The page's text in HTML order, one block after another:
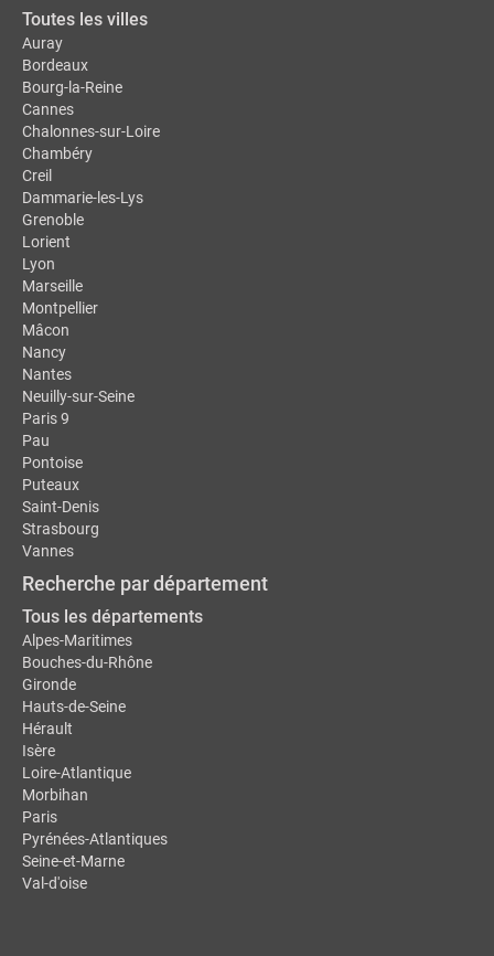
Toutes les villes
Auray
Bordeaux
Bourg-la-Reine
Cannes
Chalonnes-sur-Loire
Chambéry
Creil
Dammarie-les-Lys
Grenoble
Lorient
Lyon
Marseille
Montpellier
Mâcon
Nancy
Nantes
Neuilly-sur-Seine
Paris 9
Pau
Pontoise
Puteaux
Saint-Denis
Strasbourg
Vannes
Recherche par département
Tous les départements
Alpes-Maritimes
Bouches-du-Rhône
Gironde
Hauts-de-Seine
Hérault
Isère
Loire-Atlantique
Morbihan
Paris
Pyrénées-Atlantiques
Seine-et-Marne
Val-d'oise